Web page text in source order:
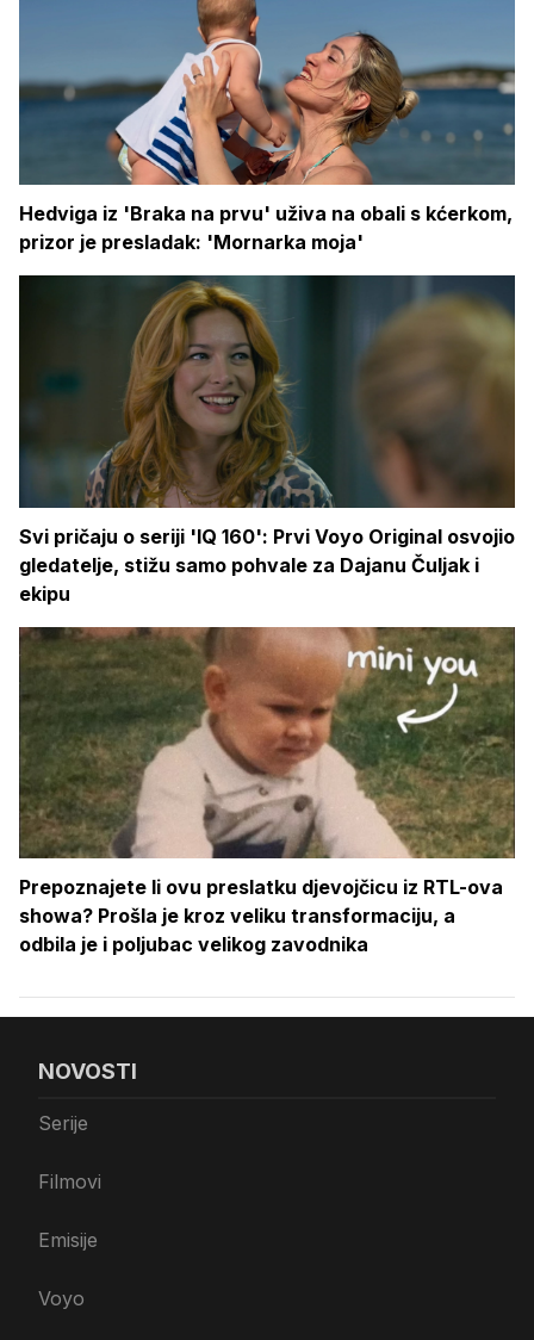
Hedviga iz 'Braka na prvu' uživa na obali s kćerkom,
prizor je presladak: 'Mornarka moja'
Svi pričaju o seriji 'IQ 160': Prvi Voyo Original osvojio
gledatelje, stižu samo pohvale za Dajanu Čuljak i
ekipu
Prepoznajete li ovu preslatku djevojčicu iz RTL-ova
showa? Prošla je kroz veliku transformaciju, a
odbila je i poljubac velikog zavodnika
NOVOSTI
Serije
Filmovi
Emisije
Voyo